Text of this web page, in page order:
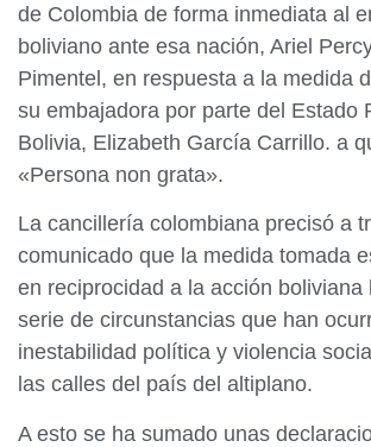
de Colombia de forma inmediata al
boliviano ante esa nación, Ariel
Pimentel, en respuesta a la medida
su embajadora por parte del Estado
Bolivia, Elizabeth García Carrillo. a
«Persona non grata».
La cancillería colombiana precisó a
comunicado que la medida tomada
en reciprocidad a la acción boliviana
serie de circunstancias que han
inestabilidad política y violencia
las calles del país del altiplano.
A esto se ha sumado unas